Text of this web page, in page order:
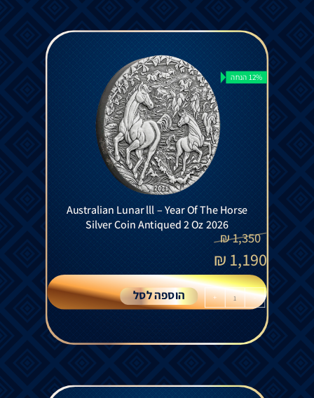
12% הנחה
Australian Lunar lll – Year Of The Horse
Silver Coin Antiqued 2 Oz 2026
1,350
₪
1,190
₪
-
+ הוספה לסל